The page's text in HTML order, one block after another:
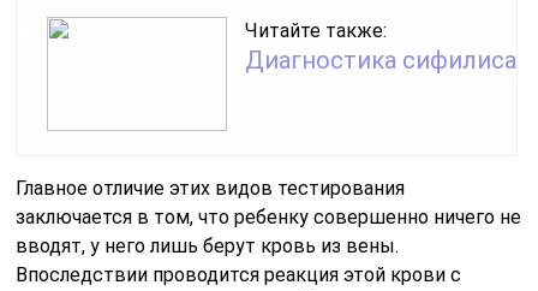
Читайте также:
Диагностика сифилиса
Главное отличие этих видов тестирования
заключается в том, что ребенку совершенно ничего не
вводят, у него лишь берут кровь из вены.
Впоследствии проводится реакция этой крови с